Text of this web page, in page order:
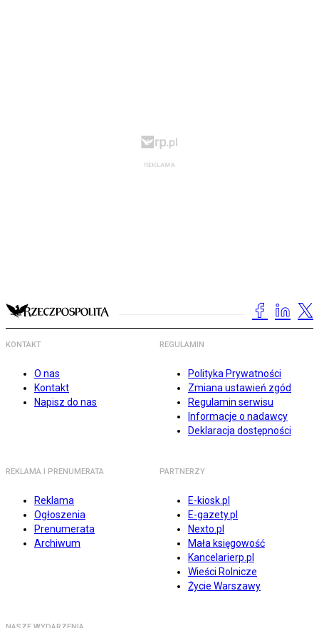
KONTAKT
O nas
Kontakt
Napisz do nas
REGULAMIN
Polityka Prywatności
Zmiana ustawień zgód
Regulamin serwisu
Informacje o nadawcy
Deklaracja dostępności
REKLAMA I PRENUMERATA
Reklama
Ogłoszenia
Prenumerata
Archiwum
PARTNERZY
E-kiosk.pl
E-gazety.pl
Nexto.pl
Mała księgowość
Kancelarierp.pl
Wieści Rolnicze
Życie Warszawy